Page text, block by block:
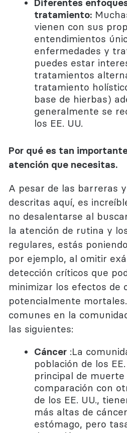
tratamiento:
vienen con sus
entendimientos
enfermedades y
puedes estar
tratamientos
tratamiento
base de hierbas)
generalmente se
los EE. UU.
Por qué es tan
atención que necesitas.
A pesar de las barreras
descritas aquí, es
no desalentarse al
la atención de rutina y
regulares, estás
por ejemplo, al omitir
detección críticos que
minimizar los efectos de
potencialmente
comunes en la
las siguientes:
Cáncer :La
población de los
principal de muerte
comparación con
de los EE. UU.,
más altas de
estómago, pero